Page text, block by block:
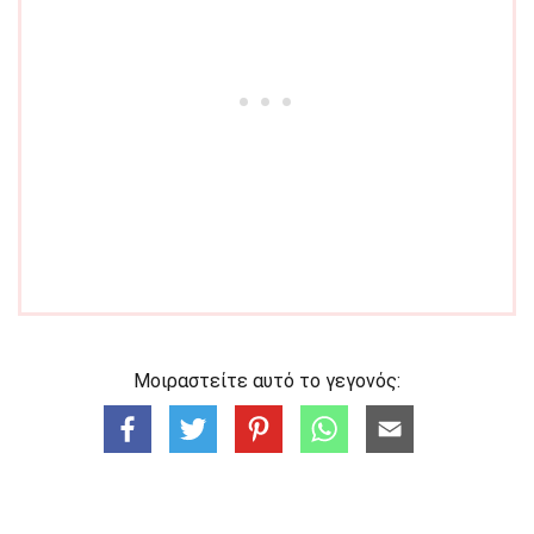
Μοιραστείτε αυτό το γεγονός: